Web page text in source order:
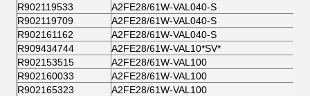
R902119533
A2FE28/61W-VAL040-S
R902119709
A2FE28/61W-VAL040-S
R902161162
A2FE28/61W-VAL040-S
R909434744
A2FE28/61W-VAL10*SV*
R902153515
A2FE28/61W-VAL100
R902160033
A2FE28/61W-VAL100
R902165323
A2FE28/61W-VAL100